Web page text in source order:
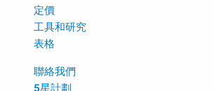
定價
工具和研究
表格
聯絡我們